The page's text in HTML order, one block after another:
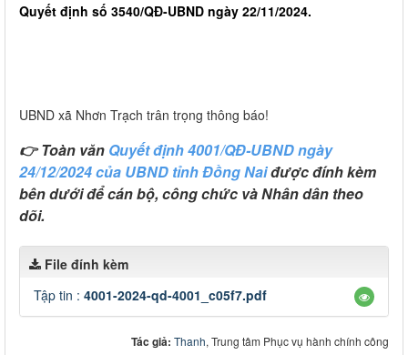
Quyết định số 3540/QĐ-UBND ngày 22/11/2024.
UBND xã Nhơn Trạch trân trọng thông báo!
👉 Toàn văn Quyết định 4001/QĐ-UBND ngày
24/12/2024 của UBND tỉnh Đồng Naiđược đính kèm
bên dưới để cán bộ, công chức và Nhân dân theo
dõi.
File đính kèm
Tập tin : 4001-2024-qd-4001_c05f7.pdf
Tác giả: Thanh, Trung tâm Phục vụ hành chính công